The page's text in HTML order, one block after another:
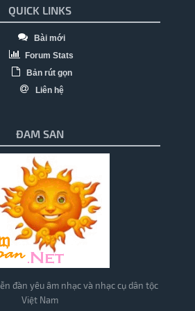
QUICK LINKS
Bài mới
Forum Stats
Bản rút gọn
Liên hệ
ĐAM SAN
đàn yêu âm nhạc và nhạc cụ dân tộc
Việt Nam